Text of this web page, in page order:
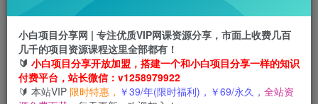
1年前更新
关注
0 383 39
此内容为会员免费，请付费后查看
会员免费 已售 7
小白项目分享网 | 专注优质VIP网课资源分享，市面上收费几百
几千的项目资源课程这里全部都有！
🔰 小白项目分享开放加盟，搭建一个和小白项目分享一样的知识
付费平台，站长微信：v1258979922
🔰 本站VIP 限时特惠， ￥39/年(限时福利)，￥69/永久， 全站资